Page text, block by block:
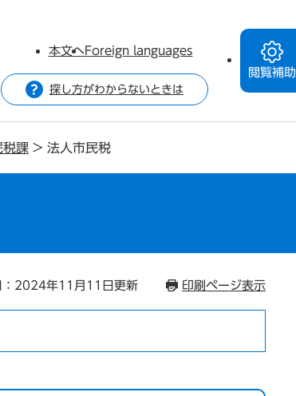
閲覧補助
本文へForeign languages
探し方がわからないときは
税課 > 法人市民税
：2024年11月11日更新 印刷ページ表示